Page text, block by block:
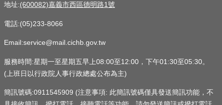
地址:(600082)嘉義市西區德明路1號
電話:(05)233-8066
Email:service@mail.cichb.gov.tw
服務時間:星期一至星期五早上08:00至12:00，下午01:30至05:30。
(上班日以行政院人事行政總處公布為主)
簡訊號碼:0911545909 (注意事項: 此簡訊號碼僅具發送簡訊功能，不